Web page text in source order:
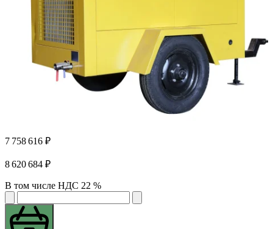
7 758 616 ₽
8 620 684 ₽
В том числе НДС 22 %